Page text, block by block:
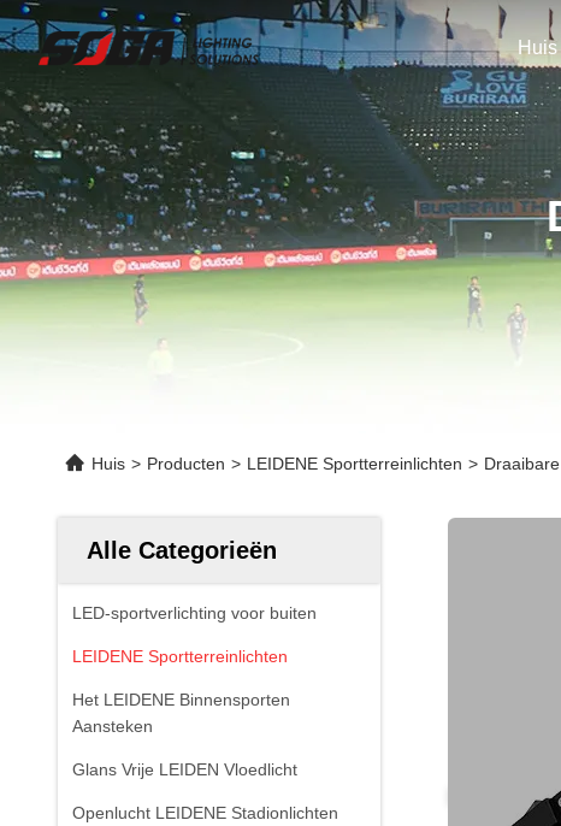
Huis
Huis > Producten > LEIDENE Sportterreinlichten >
Alle Categorieën
LED-sportverlichting voor buiten
LEIDENE Sportterreinlichten
Het LEIDENE Binnensporten
Aansteken
Glans Vrije LEIDEN Vloedlicht
Openlucht LEIDENE Stadionlichten